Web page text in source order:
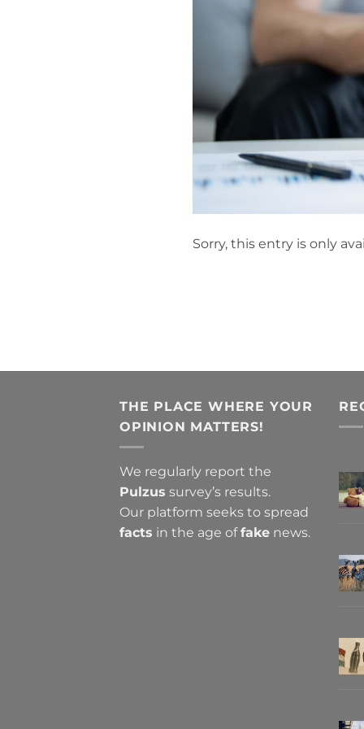
Sorry, this entry is only
THE PLACE WHERE YOUR
OPINION MATTERS!
We regularly report the
Pulzus survey’s results.
Our platform seeks to spread
facts in the age offake news.